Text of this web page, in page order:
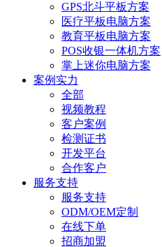
GPS北斗平板方案
医疗平板电脑方案
教育平板电脑方案
POS收银一体机方案
掌上迷你电脑方案
案例实力
全部
视频教程
客户案例
检测证书
开发平台
合作客户
服务支持
服务支持
ODM/OEM定制
在线下单
招商加盟